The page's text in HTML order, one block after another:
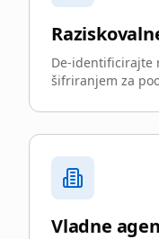
De-identificirajte
šifriranjem za
Vladne